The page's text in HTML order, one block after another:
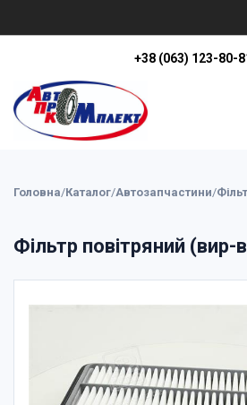
+38 (063) 123-80-
Головна/Каталог/Автозапчастини/
Фільтр повітряний (вир-